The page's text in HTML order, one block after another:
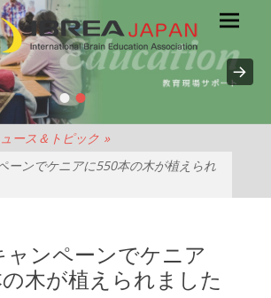
メ
イ
ン
メ
ュ
••
ース＆トピック »
ーンでケニアに550本の木が植えられ
ャンペーンでケニア
木が植えられました